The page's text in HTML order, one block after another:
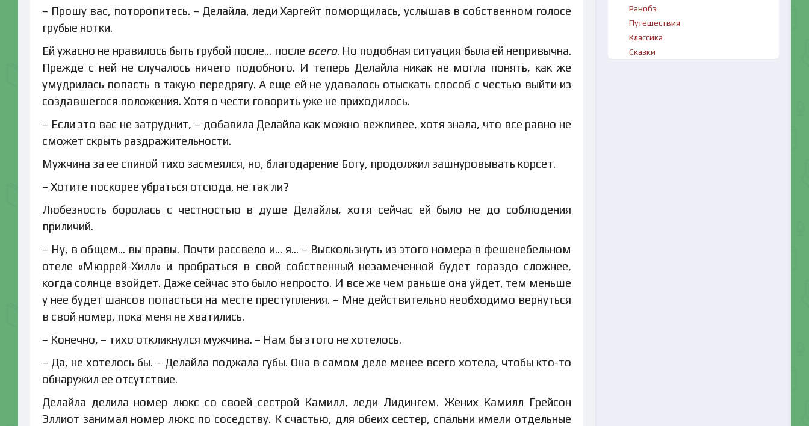
– Прошу вас, поторопитесь. – Делайла, леди Харгейт поморщилась, услышав в собственном голосе
грубые нотки.
Ей ужасно не нравилось быть грубой после… после всего. Но подобная ситуация была ей непривычна.
Прежде с ней не случалось ничего подобного. И теперь Делайла никак не могла понять, как же
умудрилась попасть в такую передрягу. А еще ей не удавалось отыскать способ с честью выйти из
создавшегося положения. Хотя о чести говорить уже не приходилось.
– Если это вас не затруднит, – добавила Делайла как можно вежливее, хотя знала, что все равно не
сможет скрыть раздражительности.
Мужчина за ее спиной тихо засмеялся, но, благодарение Богу, продолжил зашнуровывать корсет.
– Хотите поскорее убраться отсюда, не так ли?
Любезность боролась с честностью в душе Делайлы, хотя сейчас ей было не до соблюдения
приличий.
– Ну, в общем… вы правы. Почти рассвело и… я… – Выскользнуть из этого номера в фешенебельном
отеле «Мюррей-Хилл» и пробраться в свой собственный незамеченной будет гораздо сложнее,
когда солнце взойдет. Даже сейчас это было непросто. И все же чем раньше она уйдет, тем меньше
у нее будет шансов попасться на месте преступления. – Мне действительно необходимо вернуться
в свой номер, пока меня не хватились.
– Конечно, – тихо откликнулся мужчина. – Нам бы этого не хотелось.
– Да, не хотелось бы. – Делайла поджала губы. Она в самом деле менее всего хотела, чтобы кто-то
обнаружил ее отсутствие.
Делайла делила номер люкс со своей сестрой Камилл, леди Лидингем. Жених Камилл Грейсон
Эллиот занимал номер люкс по соседству. К счастью, для обеих сестер, спальни имели отдельные
Ранобэ
Путешествия
Классика
Сказки